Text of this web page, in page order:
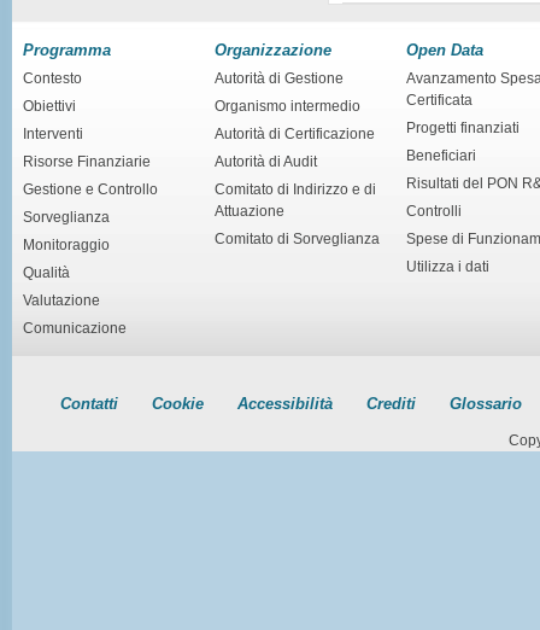
Programma
Contesto
Obiettivi
Interventi
Risorse Finanziarie
Gestione e Controllo
Sorveglianza
Monitoraggio
Qualità
Valutazione
Comunicazione
Organizzazione
Autorità di Gestione
Organismo intermedio
Autorità di Certificazione
Autorità di Audit
Comitato di Indirizzo e di
Attuazione
Comitato di Sorveglianza
Open Data
Avanzamento
Certificata
Progetti finanziati
Beneficiari
Risultati del PON
Controlli
Spese di
Utilizza i dati
Contatti Cookie Accessibilità Crediti Glossario